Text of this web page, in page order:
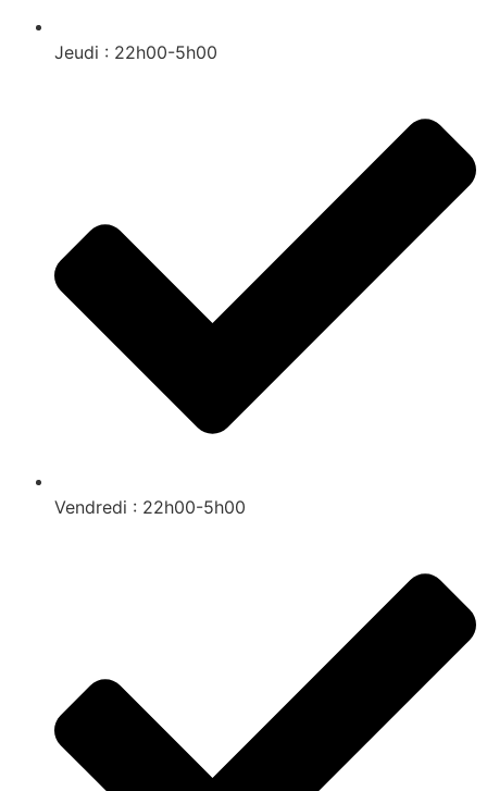
Jeudi : 22h00-5h00
Vendredi : 22h00-5h00